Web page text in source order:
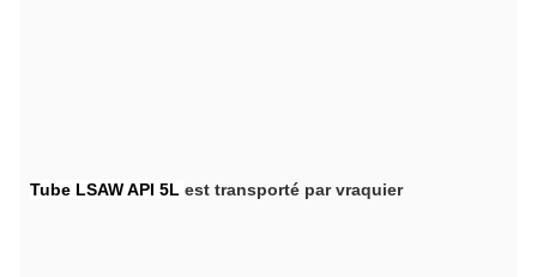
Tube LSAW API 5L est transporté par vraquier